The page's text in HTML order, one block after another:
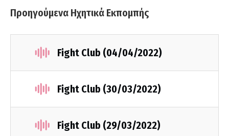
Προηγούμενα Ηχητικά Εκπομπής
Fight Club (04/04/2022)
Fight Club (30/03/2022)
Fight Club (29/03/2022)